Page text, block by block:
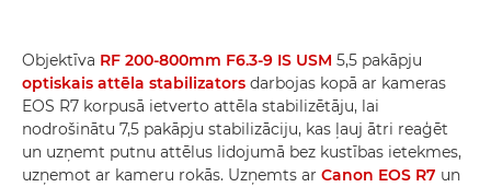
Objektīva RF 200-800mm F6.3-9 IS USM 5,5 pakāpju
optiskais attēla stabilizators darbojas kopā ar kameras
EOS R7 korpusā ietverto attēla stabilizētāju, lai
nodrošinātu 7,5 pakāpju stabilizāciju, kas ļauj ātri reaģēt
un uzņemt putnu attēlus lidojumā bez kustības ietekmes,
uzņemot ar kameru rokās. Uzņemts ar Canon EOS R7 un